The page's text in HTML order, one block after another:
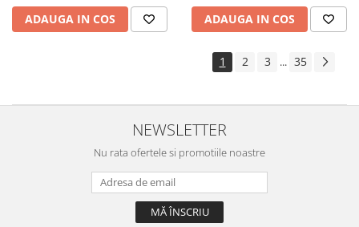
ADAUGA IN COS ADAUGA IN COS
1 2 3 ... 35
NEWSLETTER
Nu rata ofertele si promotiile noastre